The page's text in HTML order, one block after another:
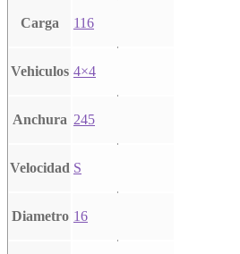
Carga 116
Vehiculos 4×4
Anchura 245
Velocidad S
Diametro 16